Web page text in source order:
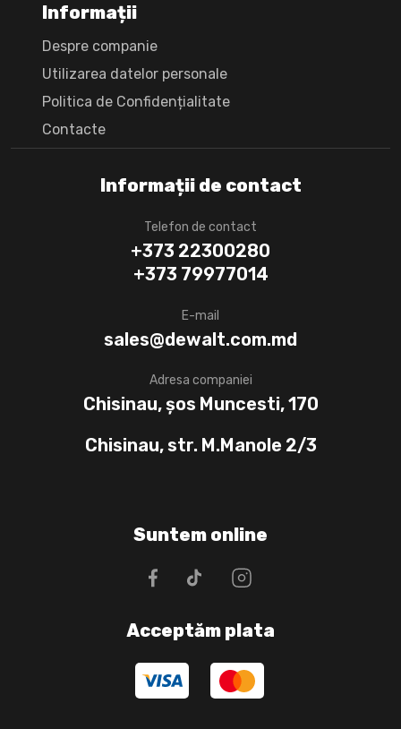
Informații de contact
Telefon de contact
+373 22300280
+373 79977014
E-mail
sales@dewalt.com.md
Adresa companiei
Chisinau, șos Muncesti, 170
Chisinau, str. M.Manole 2/3
Informații
Despre companie
Utilizarea datelor personale
Politica de Confidențialitate
Сontacte
Suntem online
Acceptăm plata